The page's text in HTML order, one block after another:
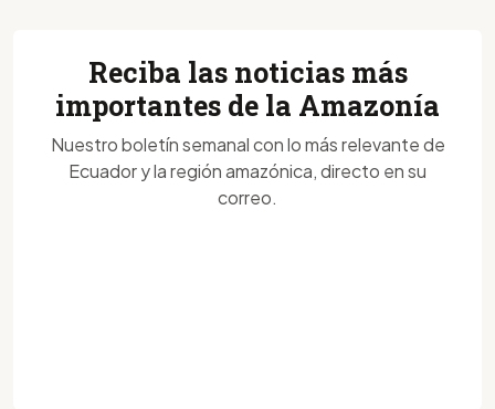
Reciba las noticias más
importantes de la Amazonía
Nuestro boletín semanal con lo más relevante de
Ecuador y la región amazónica, directo en su
correo.